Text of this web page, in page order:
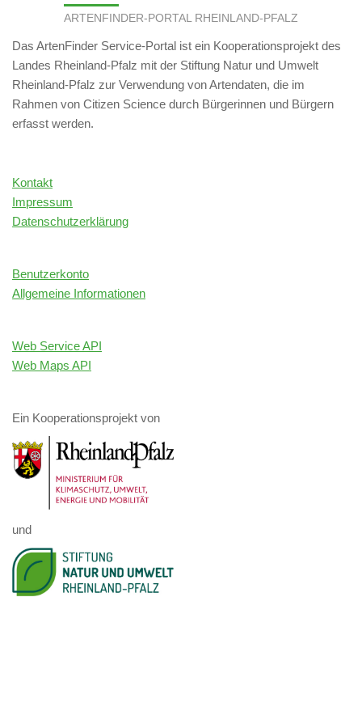
ARTENFINDER-PORTAL RHEINLAND-PFALZ
Das ArtenFinder Service-Portal ist ein Kooperationsprojekt des
Landes Rheinland-Pfalz mit der Stiftung Natur und Umwelt
Rheinland-Pfalz zur Verwendung von Artendaten, die im
Rahmen von Citizen Science durch Bürgerinnen und Bürgern
erfasst werden.
Kontakt
Impressum
Datenschutzerklärung
Benutzerkonto
Allgemeine Informationen
Web Service API
Web Maps API
Ein Kooperationsprojekt von
und